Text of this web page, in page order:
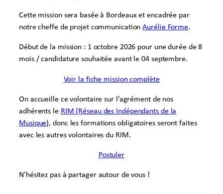
Cette mission sera basée à Bordeaux et encadrée par
notre cheffe de projet communicationAurélie Forme.
Début de la mission : 1 octobre 2026 pour une durée de 8
mois / candidature souhaitée avant le 04 septembre.
Voir la fiche mission complète
On accueille ce volontaire sur l’agrément de nos
adhérents le RIM (Réseau des Indépendants de la
Musique), donc les formations obligatoires seront faites
avec les autres volontaires du RIM.
Postuler
N’hésitez pas à partager autour de vous !